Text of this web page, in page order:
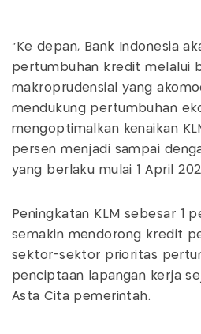
"Ke depan, Bank Indonesia
pertumbuhan kredit melalui
makroprudensial yang
mendukung pertumbuhan
mengoptimalkan kenaikan
persen menjadi sampai
yang berlaku mulai 1 April
Peningkatan KLM sebesar 1
semakin mendorong kredit
sektor-sektor prioritas
penciptaan lapangan kerja
Asta Cita pemerintah.